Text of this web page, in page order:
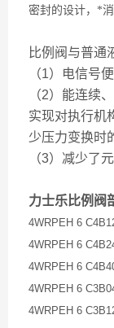
密封的设计，*
比例阀与普通
（1）电信号
（2）能连续
实现对执行机
少压力变换时
（3）减少了
力士乐比例阀
4WRPEH 6
4WRPEH 6
4WRPEH 6
4WRPEH 6
4WRPEH 6